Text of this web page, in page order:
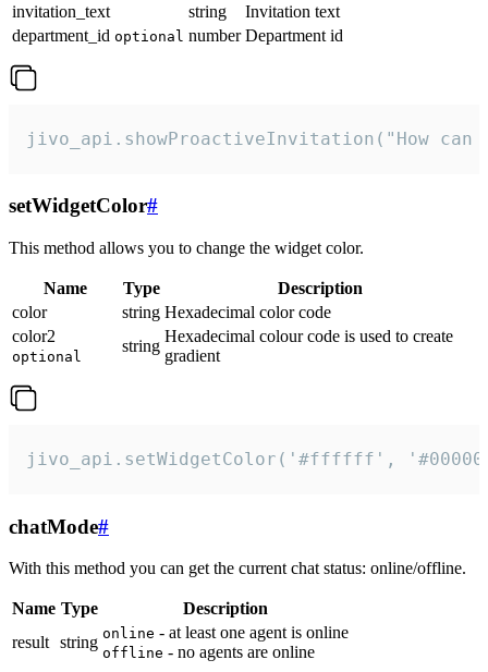
invitation_text
string
Invitation text
department_id optional number Department id
jivo_api.showProactiveInvitation("How
setWidgetColor#
This method allows you to change the widget color.
Name Type
Description
color
string Hexadecimal color code
color2
optional
string
Hexadecimal colour code is used to create
gradient
jivo_api.setWidgetColor('#ffffff',
chatMode#
With this method you can get the current chat status: online/offline.
Name Type
Description
result string online - at least one agent is online
offline - no agents are online